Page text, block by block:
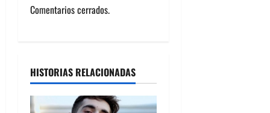
Comentarios cerrados.
HISTORIAS RELACIONADAS